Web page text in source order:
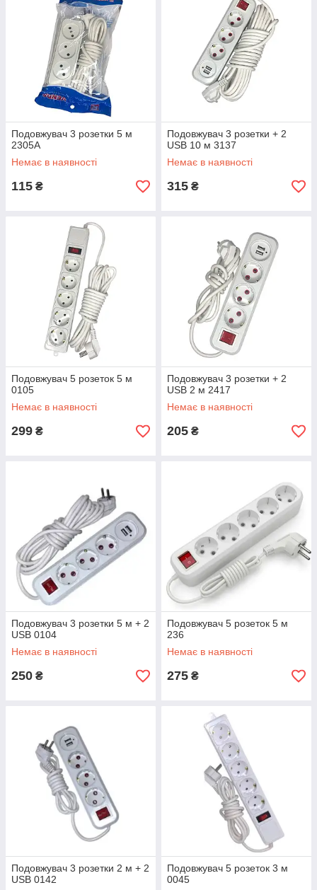
Подовжувач 3 розетки 5 м
2305А
Немає в наявності
115 ₴
Подовжувач 3 розетки + 2
USB 10 м 3137
Немає в наявності
315 ₴
Подовжувач 5 розеток 5 м
0105
Немає в наявності
299 ₴
Подовжувач 3 розетки + 2
USB 2 м 2417
Немає в наявності
205 ₴
Подовжувач 3 розетки 5 м + 2
USB 0104
Немає в наявності
250 ₴
Подовжувач 5 розеток 5 м
236
Немає в наявності
275 ₴
Подовжувач 3 розетки 2 м + 2
USB 0142
Подовжувач 5 розеток 3 м
0045